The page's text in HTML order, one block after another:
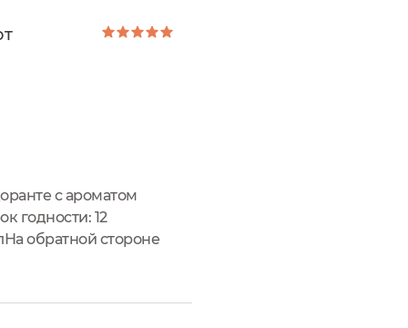
с ароматом
годности: 12
обратной стороне